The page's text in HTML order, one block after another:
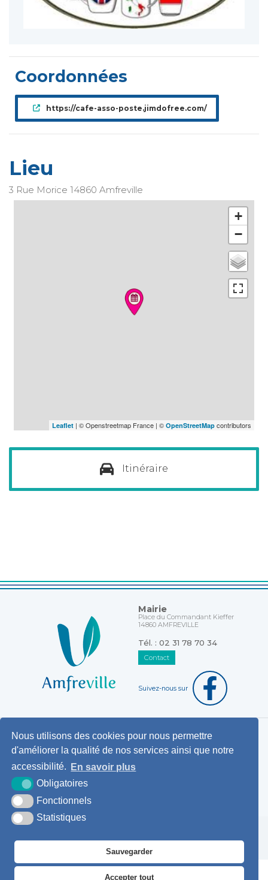
Nous utilisons des cookies pour nous permettre
d'améliorer la qualité de nos services ainsi que notre
accessibilité.
En savoir plus
Obligatoires
Fonctionnels
Statistiques
Sauvegarder
Accepter tout
Coordonnées
https://cafe-asso-poste.jimdofree.com/
Lieu
3 Rue Morice 14860 Amfreville
+
−
Leaflet | © Openstreetmap France | © OpenStreetMap contributors
Itinéraire
Mairie
Place du Commandant Kieffer
14860 AMFREVILLE
Tél. : 02 31 78 70 34
Contact
Suivez-nous sur
Horaires d'ouverture au public
Pemanences des élus
Démarches administratives
Agence postale communale
site
légales